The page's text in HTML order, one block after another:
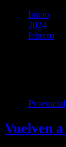
Inicio
2024
febrero
Provincial
Vuelven